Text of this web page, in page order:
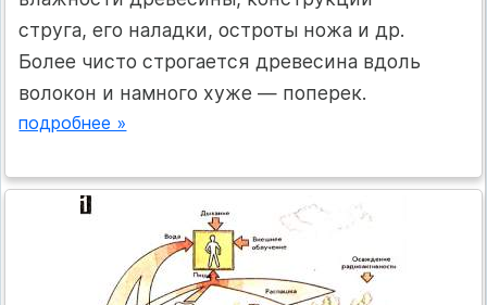
струга, его наладки, остроты ножа и др.
Более чисто строгается древесина вдоль
волокон и намного хуже — поперек.
подробнее »